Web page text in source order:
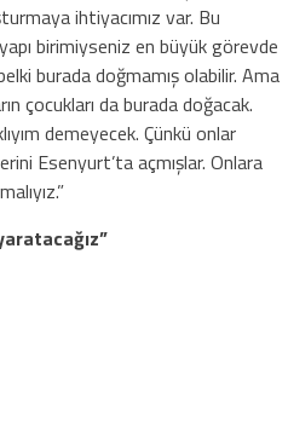
ihtiyacımız var. Bu
birimiyseniz en büyük görevde
burada doğmamış olabilir. Ama
çocukları da burada doğacak.
demeyecek. Çünkü onlar
Esenyurt’ta açmışlar. Onlara